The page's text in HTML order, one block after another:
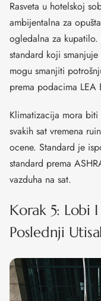
Rasveta u hotelskoj
ambijentalna za
ogledalna za
standard koji
mogu smanjiti
prema podacima LEA
Klimatizacija mora
svakih sat vremena
ocene. Standard je
standard prema
vazduha na sat.
Korak 5: Lobi
Poslednji